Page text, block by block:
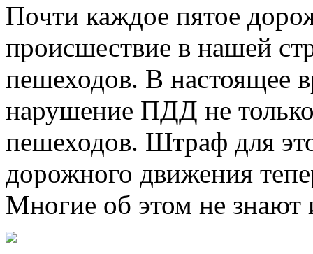
Почти каждое пятое
происшествие в нашей
пешеходов. В настоящее
нарушение ПДД не
пешеходов. Штраф для
дорожного движения
Многие об этом не знают